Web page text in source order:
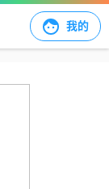
我的